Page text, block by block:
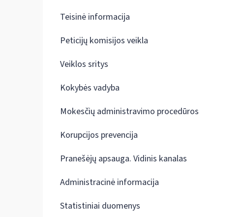
Teisinė informacija
Peticijų komisijos veikla
Veiklos sritys
Kokybės vadyba
Mokesčių administravimo procedūros
Korupcijos prevencija
Pranešėjų apsauga. Vidinis kanalas
Administracinė informacija
Statistiniai duomenys